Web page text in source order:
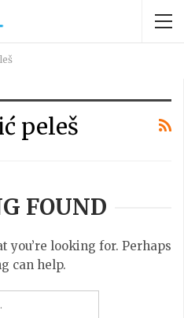
peleš
FOUND
you’re looking for. Perhaps
can help.